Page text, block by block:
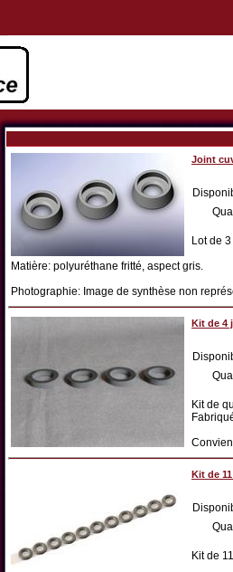
Joint
Lot de
Matière: polyuréthane fritté, aspect gris.
Photographie: Image de synthèse non
Kit de 4
Kit de
Kit de
Kit de